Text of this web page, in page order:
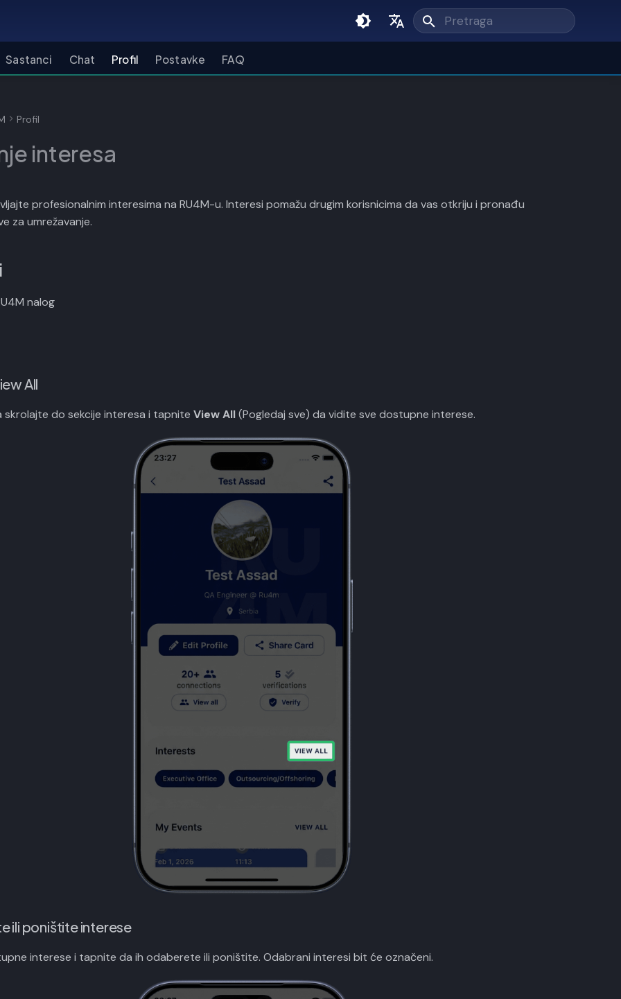
Srpski
Unesi pojam pretrage
Sastanci Chat Profil Postavke FAQ
Profil
interesa
profesionalnim interesima na RU4M-u. Interesi pomažu drugim korisnicima da vas otkriju i pronađu
za umrežavanje.
nalog
All
skrolajte do sekcije interesa i tapnite View All(Pogledaj sve) da vidite sve dostupne interese.
ili poništite interese
interese i tapnite da ih odaberete ili poništite. Odabrani interesi bit će označeni.